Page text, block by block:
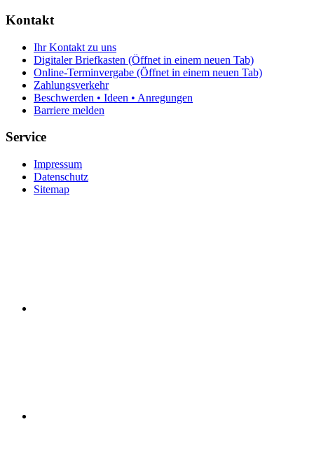
Kontakt
Ihr Kontakt zu uns
Digitaler Briefkasten (Öffnet in einem neuen Tab)
Online-Terminvergabe (Öffnet in einem neuen Tab)
Zahlungsverkehr
Beschwerden • Ideen • Anregungen
Barriere melden
Service
Impressum
Datenschutz
Sitemap